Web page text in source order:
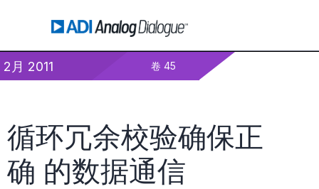
2月 2011 卷 45
循环冗余校验确保正
确 的数据通信